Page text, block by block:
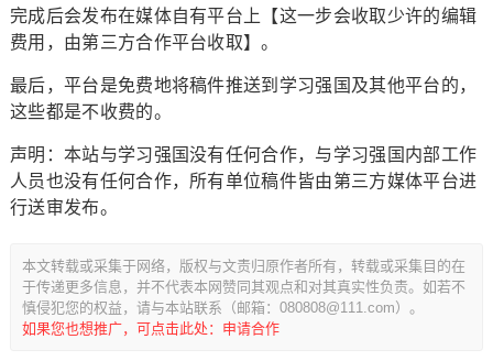
完成后会发布在媒体自有平台上【这一步会收取少许的编辑
费用，由第三方合作平台收取】。
最后，平台是免费地将稿件推送到学习强国及其他平台的，
这些都是不收费的。
声明：本站与学习强国没有任何合作，与学习强国内部工作
人员也没有任何合作，所有单位稿件皆由第三方媒体平台进
行送审发布。
本文转载或采集于网络，版权与文责归原作者所有，转载或采集目的在
于传递更多信息，并不代表本网赞同其观点和对其真实性负责。如若不
慎侵犯您的权益，请与本站联系（邮箱：080808@111.com）。
如果您也想推广，可点击此处：申请合作